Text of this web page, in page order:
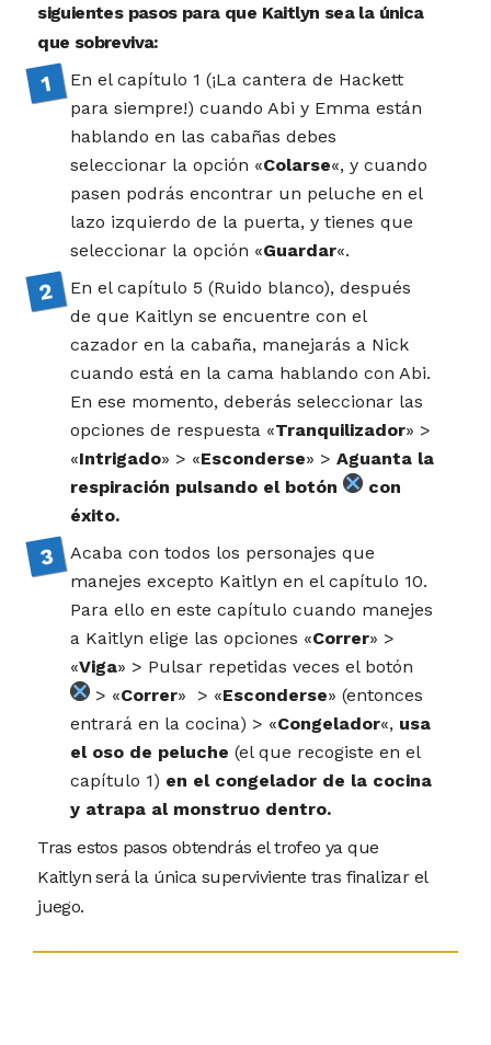
siguientes pasos para que Kaitlyn sea la única
que sobreviva:
En el capítulo 1 (¡La cantera de Hackett
para siempre!) cuando Abi y Emma están
hablando en las cabañas debes
seleccionar la opción «Colarse«, y cuando
pasen podrás encontrar un peluche en el
lazo izquierdo de la puerta, y tienes que
seleccionar la opción «Guardar«.
En el capítulo 5 (Ruido blanco), después
de que Kaitlyn se encuentre con el
cazador en la cabaña, manejarás a Nick
cuando está en la cama hablando con Abi.
En ese momento, deberás seleccionar las
opciones de respuesta «Tranquilizador» >
«Intrigado» > «Esconderse» >Aguanta la
respiración pulsando el botón
con
éxito.
Acaba con todos los personajes que
manejes excepto Kaitlyn en el capítulo 10.
Para ello en este capítulo cuando manejes
a Kaitlyn elige las opciones «Correr» >
«Viga» > Pulsar repetidas veces el botón
> «Correr» > «Esconderse» (entonces
entrará en la cocina) > «Congelador«, usa
el oso de peluche (el que recogiste en el
capítulo 1) en el congelador de la cocina
y atrapa al monstruo dentro.
Tras estos pasos obtendrás el trofeo ya que
Kaitlyn será la única superviviente tras finalizar el
juego.